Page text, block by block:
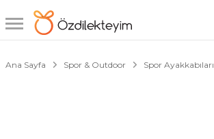
Ana Sayfa Spor & Outdoor Spor Ayakkabıları
1/5